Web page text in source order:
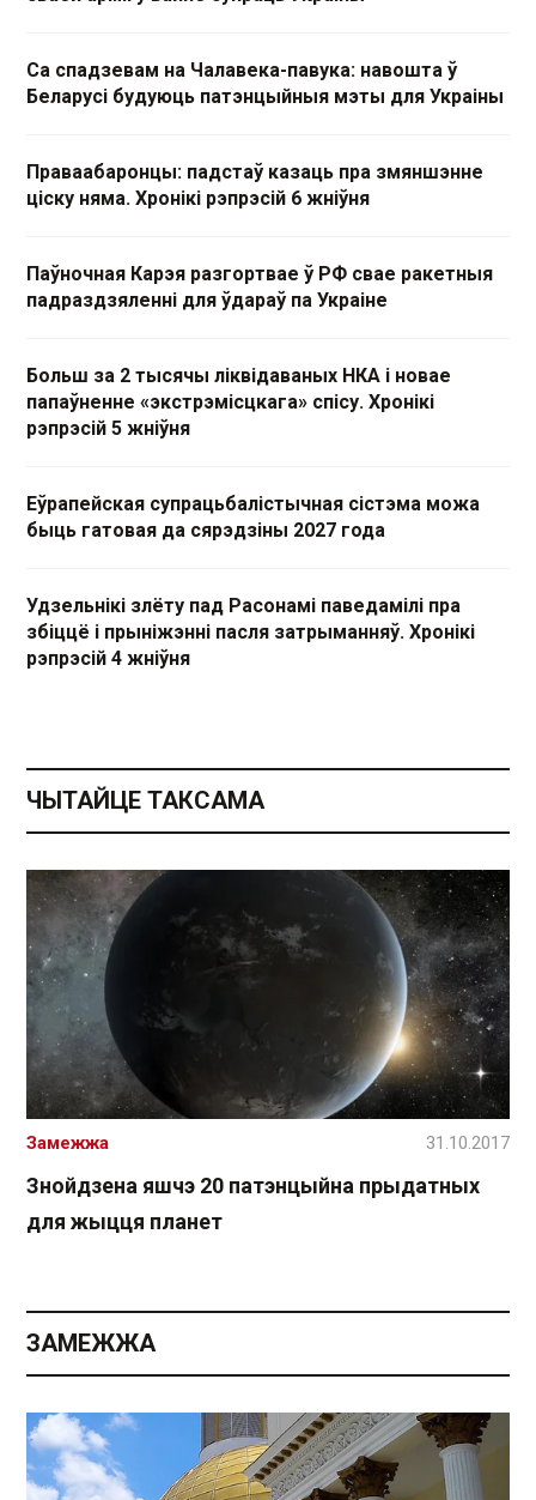
Са спадзевам на Чалавека-павука: навошта ў
Беларусі будуюць патэнцыйныя мэты для Украіны
Праваабаронцы: падстаў казаць пра змяншэнне
ціску няма. Хронікі рэпрэсій 6 жніўня
Паўночная Карэя разгортвае ў РФ свае ракетныя
падраздзяленні для ўдараў па Украіне
Больш за 2 тысячы ліквідаваных НКА і новае
папаўненне «экстрэмісцкага» спісу. Хронікі
рэпрэсій 5 жніўня
Еўрапейская супрацьбалістычная сістэма можа
быць гатовая да сярэдзіны 2027 года
Удзельнікі злёту пад Расонамі паведамілі пра
збіццё і прыніжэнні пасля затрыманняў. Хронікі
рэпрэсій 4 жніўня
ЧЫТАЙЦЕ ТАКСАМА
Знойдзена яшчэ 20 патэнцыйна прыдатных
для жыцця планет
Замежжа 31.10.2017
ЗАМЕЖЖА